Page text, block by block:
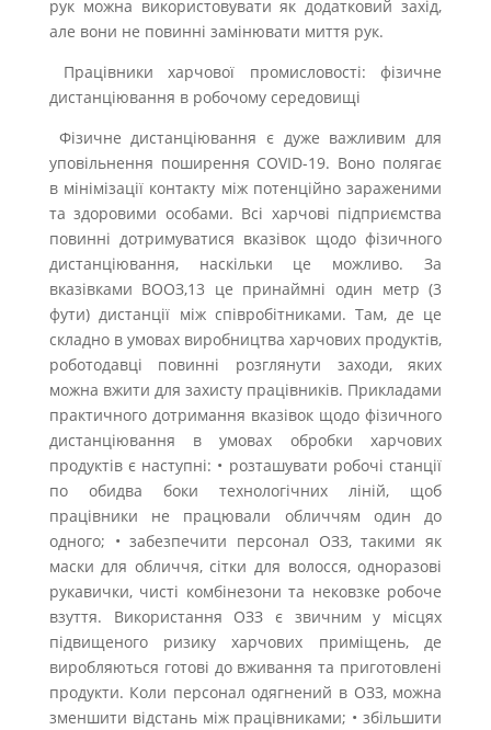
рук можна використовувати як додатковий захід,
але вони не повинні замінювати миття рук.
Працівники харчової промисловості: фізичне
дистанціювання в робочому середовищі
Фізичне дистанціювання є дуже важливим для
уповільнення поширення COVID-19. Воно полягає
в мінімізації контакту між потенційно зараженими
та здоровими особами. Всі харчові підприємства
повинні дотримуватися вказівок щодо фізичного
дистанціювання, наскільки це можливо. За
вказівками ВООЗ,13 це принаймні один метр (3
фути) дистанції між співробітниками. Там, де це
складно в умовах виробництва харчових продуктів,
роботодавці повинні розглянути заходи, яких
можна вжити для захисту працівників. Прикладами
практичного дотримання вказівок щодо фізичного
дистанціювання в умовах обробки харчових
продуктів є наступні: • розташувати робочі станції
по обидва боки технологічних ліній, щоб
працівники не працювали обличчям один до
одного; • забезпечити персонал ОЗЗ, такими як
маски для обличчя, сітки для волосся, одноразові
рукавички, чисті комбінезони та нековзке робоче
взуття. Використання ОЗЗ є звичним у місцях
підвищеного ризику харчових приміщень, де
виробляються готові до вживання та приготовлені
продукти. Коли персонал одягнений в ОЗЗ, можна
зменшити відстань між працівниками; • збільшити